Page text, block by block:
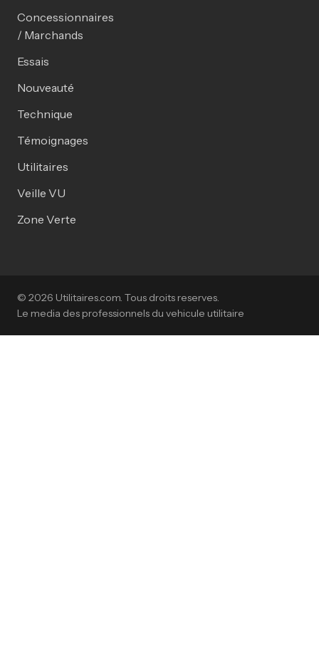
Concessionnaires
/ Marchands
Essais
Nouveauté
Technique
Témoignages
Utilitaires
Veille VU
Zone Verte
© 2026 Utilitaires.com. Tous droits reserves.
Le media des professionnels du vehicule utilitaire